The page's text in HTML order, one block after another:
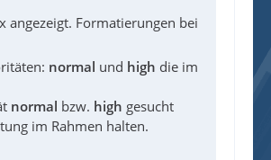
angezeigt. Formatierungen bei
normal und high die im
normal bzw. high gesucht
im Rahmen halten.